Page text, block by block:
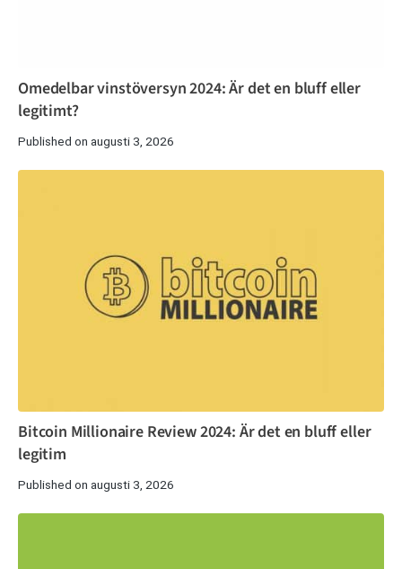
Omedelbar vinstöversyn 2024: Är det en bluff eller
legitimt?
Published on augusti 3, 2026
Bitcoin Millionaire Review 2024: Är det en bluff eller
legitim
Published on augusti 3, 2026